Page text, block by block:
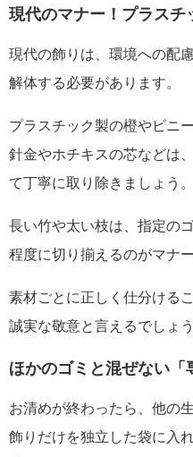
現代のマナー！プラスチ
現代の飾りは、環境への配
解体する必要があります。
プラスチック製の橙やビニ
針金やホチキスの芯などは
て丁寧に取り除きましょう。
長い竹や太い枝は、指定の
程度に切り揃えるのがマナー
素材ごとに正しく仕分ける
誠実な敬意と言えるでしょう
ほかのゴミと混ぜない「
お清めが終わったら、他の
飾りだけを独立した袋に入